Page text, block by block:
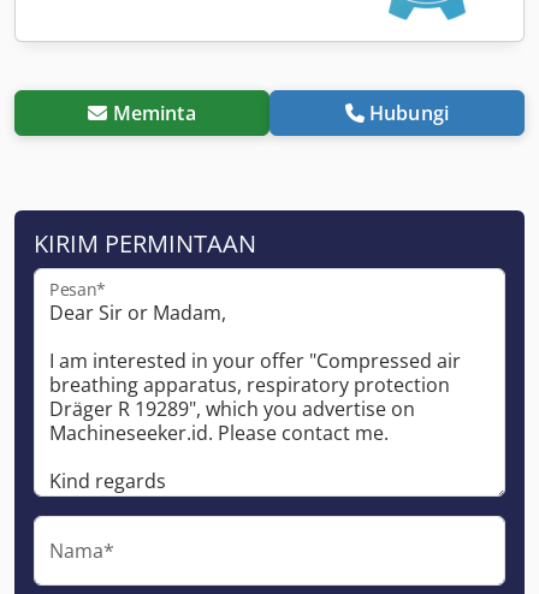
Meminta Hubungi
KIRIM PERMINTAAN
Pesan*
Nama*